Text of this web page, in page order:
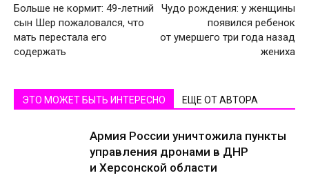
Больше не кормит: 49-летний
сын Шер пожаловался, что
мать перестала его
содержать
Чудо рождения: у женщины
появился ребенок
от умершего три года назад
жениха
ЭТО МОЖЕТ БЫТЬ ИНТЕРЕСНО ЕЩЕ ОТ АВТОРА
Армия России уничтожила пункты
управления дронами в ДНР
и Херсонской области